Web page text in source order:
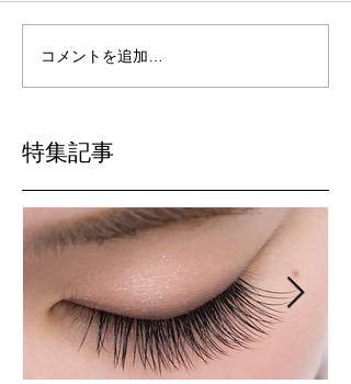
コメントを追加…
特集記事